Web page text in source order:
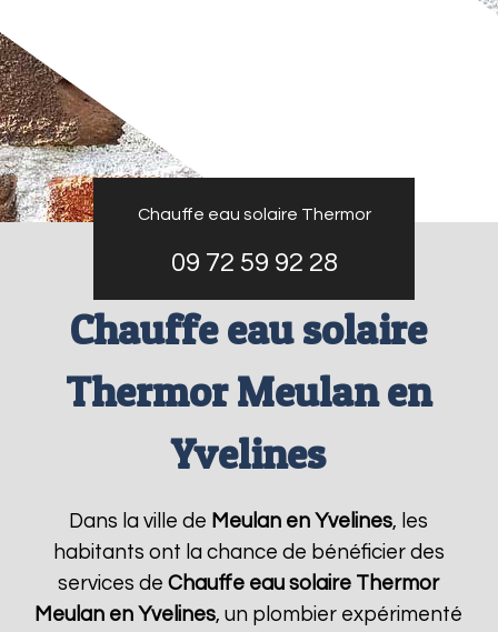
Chauffe eau solaire Thermor
09 72 59 92 28
Chauffe eau solaire
Thermor Meulan en
Yvelines
Dans la ville de Meulan en Yvelines, les
habitants ont la chance de bénéficier des
services deChauffe eau solaire Thermor
Meulan en Yvelines, un plombier expérimenté